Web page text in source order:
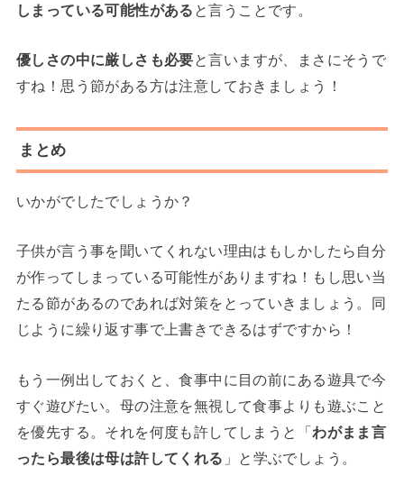
しまっている可能性がある と言うことです。
優しさの中に厳しさも必要と言いますが、まさにそうで
すね！思う節がある方は注意しておきましょう！
まとめ
いかがでしたでしょうか？
子供が言う事を聞いてくれない理由はもしかしたら自分
が作ってしまっている可能性がありますね！もし思い当
たる節があるのであれば対策をとっていきましょう。同
じように繰り返す事で上書きできるはずですから！
もう一例出しておくと、食事中に目の前にある遊具で今
すぐ遊びたい。母の注意を無視して食事よりも遊ぶこと
を優先する。それを何度も許してしまうと「わがまま言
ったら最後は母は許してくれる 」と学ぶでしょう。